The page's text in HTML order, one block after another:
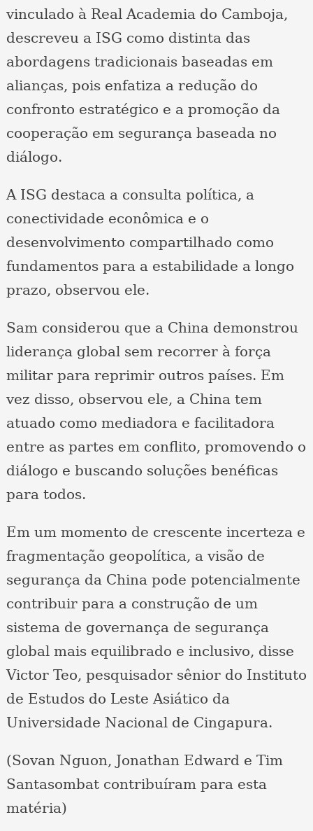
vinculado à Real Academia do Camboja,
descreveu a ISG como distinta das
abordagens tradicionais baseadas em
alianças, pois enfatiza a redução do
confronto estratégico e a promoção da
cooperação em segurança baseada no
diálogo.
A ISG destaca a consulta política, a
conectividade econômica e o
desenvolvimento compartilhado como
fundamentos para a estabilidade a longo
prazo, observou ele.
Sam considerou que a China demonstrou
liderança global sem recorrer à força
militar para reprimir outros países. Em
vez disso, observou ele, a China tem
atuado como mediadora e facilitadora
entre as partes em conflito, promovendo o
diálogo e buscando soluções benéficas
para todos.
Em um momento de crescente incerteza e
fragmentação geopolítica, a visão de
segurança da China pode potencialmente
contribuir para a construção de um
sistema de governança de segurança
global mais equilibrado e inclusivo, disse
Victor Teo, pesquisador sênior do Instituto
de Estudos do Leste Asiático da
Universidade Nacional de Cingapura.
(Sovan Nguon, Jonathan Edward e Tim
Santasombat contribuíram para esta
matéria)